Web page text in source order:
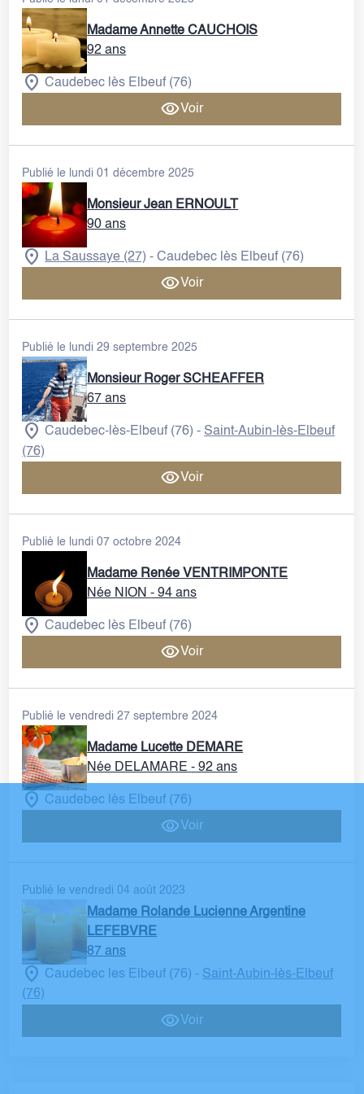
VENTE DE PLAQUESMadame Annette CAUCHOIS
92 ans
Caudebec lès Elbeuf (76)
Voir
Publié le lundi 01 décembre 2025
Monsieur Jean ERNOULT
90 ans
La Saussaye (27) -Caudebec lès Elbeuf (76)
Voir
Publié le lundi 29 septembre 2025
Monsieur Roger SCHEAFFER
67 ans
Caudebec-lès-Elbeuf (76) -Saint-Aubin-lès-Elbeuf
(76)
Voir
Publié le lundi 07 octobre 2024
Madame Renée VENTRIMPONTE
Née NION - 94 ans
Caudebec lès Elbeuf (76)
Voir
Publié le vendredi 27 septembre 2024
Madame Lucette DEMARE
Née DELAMARE - 92 ans
Caudebec lès Elbeuf (76)
Voir
Publié le vendredi 04 août 2023
Madame Rolande Lucienne Argentine
LEFEBVRE
87 ans
Caudebec les Elbeuf (76) - Saint-Aubin-lès-Elbeuf
(76)
Voir